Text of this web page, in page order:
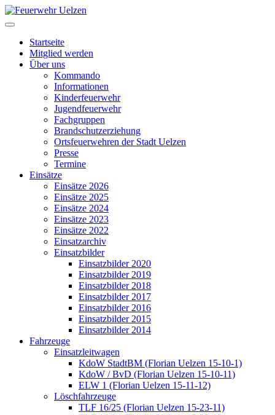
Startseite
Mitglied werden
Über uns
Kommando
Informationen
Kinderfeuerwehr
Jugendfeuerwehr
Fachgruppen
Brandschutzerziehung
Ortsfeuerwehren der Stadt Uelzen
Presse
Termine
Einsätze
Einsätze 2026
Einsätze 2025
Einsätze 2024
Einsätze 2023
Einsätze 2022
Einsatzarchiv
Einsatzbilder
Einsatzbilder 2020
Einsatzbilder 2019
Einsatzbilder 2018
Einsatzbilder 2017
Einsatzbilder 2016
Einsatzbilder 2015
Einsatzbilder 2014
Fahrzeuge
Einsatzleitwagen
KdoW StadtBM (Florian Uelzen 15-10-1)
KdoW / BvD (Florian Uelzen 15-10-11)
ELW 1 (Florian Uelzen 15-11-12)
Löschfahrzeuge
TLF 16/25 (Florian Uelzen 15-23-11)